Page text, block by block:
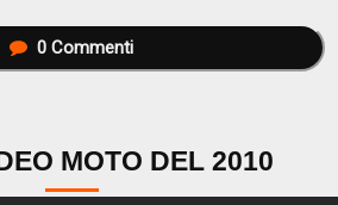
0Commenti
MOTO DEL 2010